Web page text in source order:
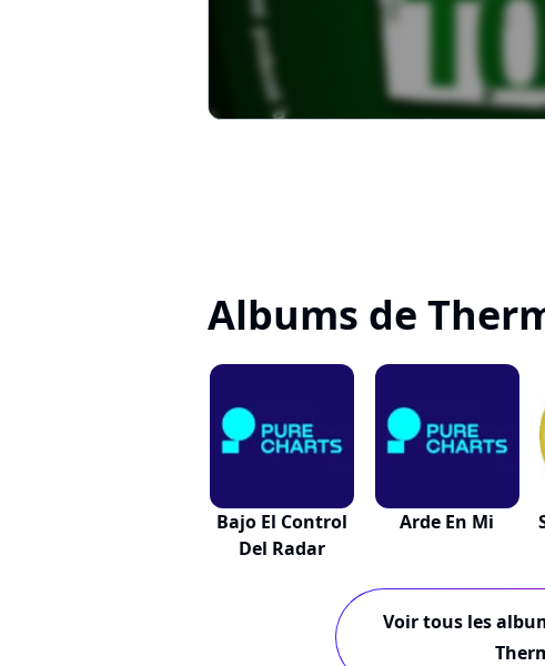
Albums de
Bajo El Control
Del Radar
Arde En Mi
Voir tous les